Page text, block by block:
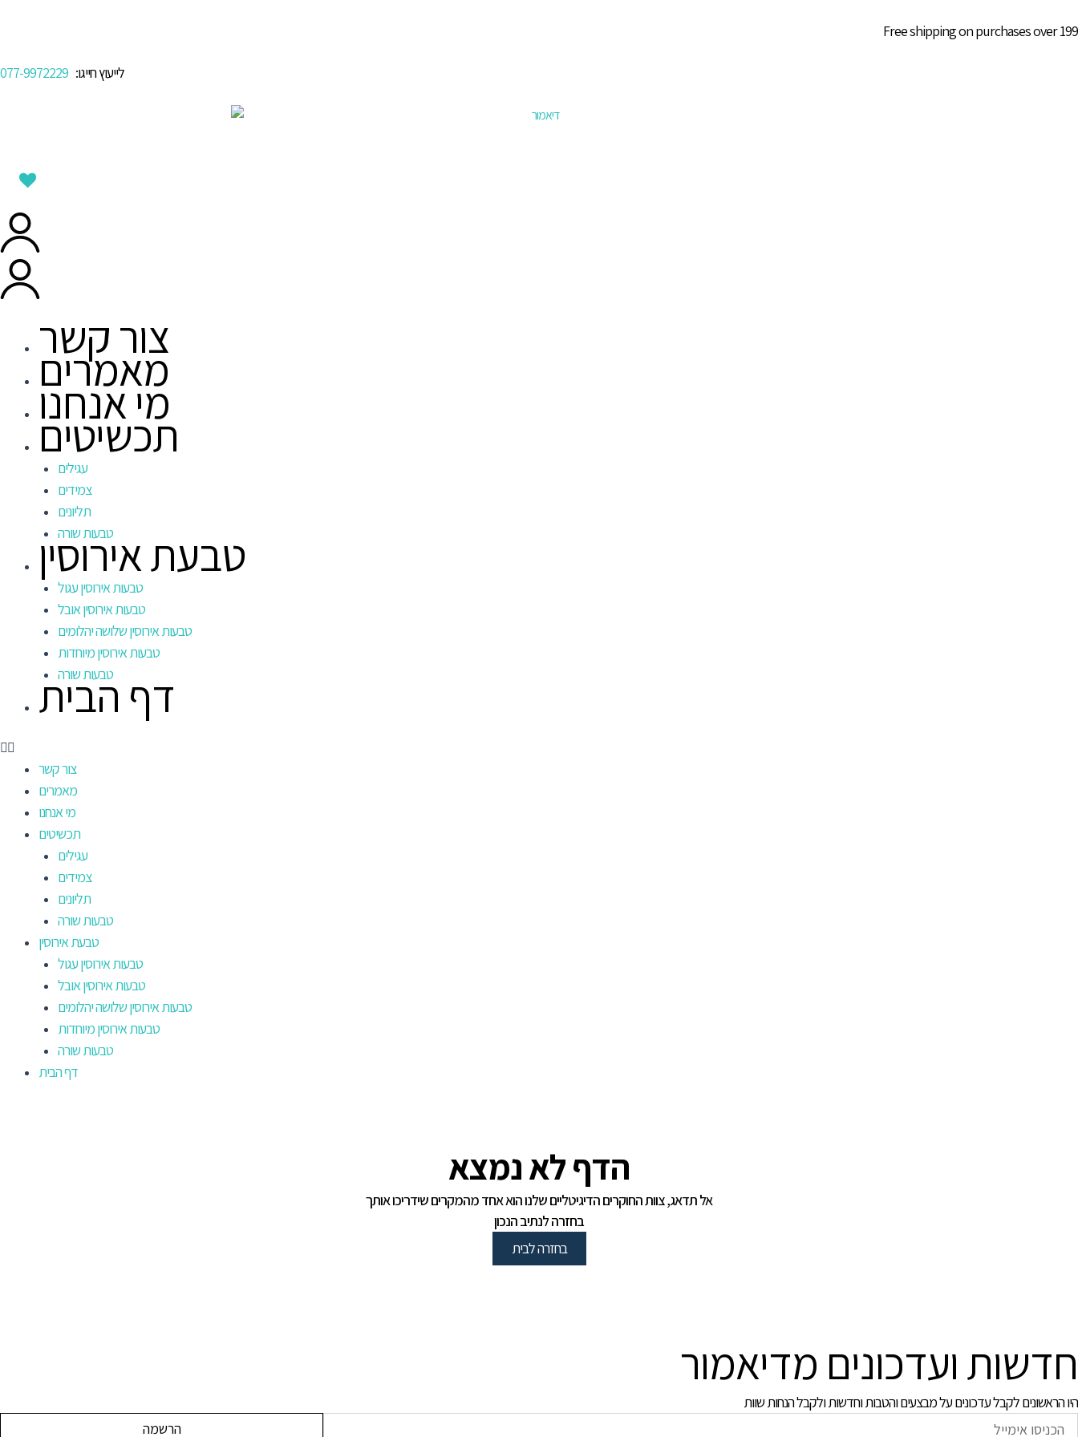
Free shipping on purchases over 199
לייעוץ חייגו: 077-9972229
צור קשר
מאמרים
מי אנחנו
תכשיטים
עגילים
צמידים
תליונים
טבעות שורה
טבעת אירוסין
טבעות אירוסין עגול
טבעות אירוסין אובל
טבעות אירוסין שלושה יהלומים
טבעות אירוסין מיוחדות
טבעות שורה
דף הבית
צור קשר
מאמרים
מי אנחנו
תכשיטים
עגילים
צמידים
תליונים
טבעות שורה
טבעת אירוסין
טבעות אירוסין עגול
טבעות אירוסין אובל
טבעות אירוסין שלושה יהלומים
טבעות אירוסין מיוחדות
טבעות שורה
דף הבית
הדף לא נמצא
אל תדאג, צוות החוקרים הדיגיטליים שלנו הוא אחד מהמקרים שידריכו אותך
בחזרה לנתיב הנכון
בחזרה לבית
חדשות ועדכונים מדיאמור
היו הראשונים לקבל עדכונים על מבצעים והטבות וחדשות ולקבל הנחות שוות
הרשמה